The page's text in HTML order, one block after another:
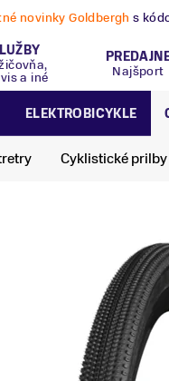
.Pripravte sa na letnú a
a iné
Najšport
ELEKTROBICYKLE
Cyklistické prilby